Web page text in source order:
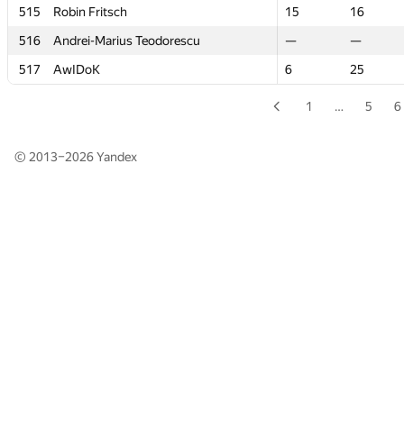
515
Robin Fritsch 15
16
516
Andrei-Marius Teodorescu —
—
517
AwIDoK 6 25
515
Robin Fritsch 15
16
516
Andrei-Marius Teodorescu —
—
517
AwIDoK 6 25
1 … 5 6
© 2013–2026Yandex